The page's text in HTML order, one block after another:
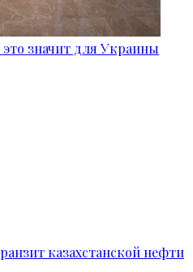
значит для Украины
казахстанской нефти